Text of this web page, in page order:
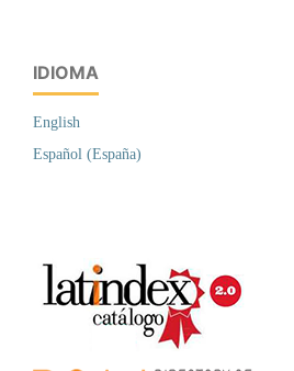
IDIOMA
English
Español (España)